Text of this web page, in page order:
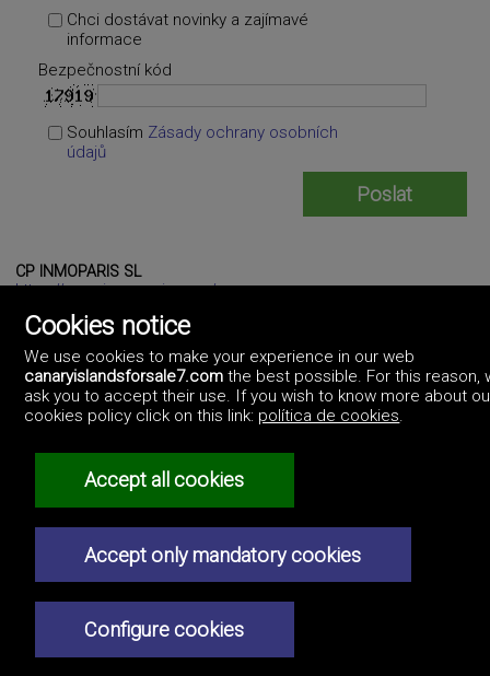
Chci dostávat novinky a zajímavé
informace
Bezpečnostní kód
Souhlasím Zásady ochrany osobních
údajů
CP INMOPARIS SL
https://www.inmoparis.com/
©2017 Canary Islands For Sale
Artek Soluciones Informáticas.
C. Doña Micaela Hernández, 1. Oficina 2.
Canary Islands.
Cookies notice
We use cookies to make your experience in our web
canaryislandsforsale7.com the best possible. For this reason,
ask you to accept their use. If you wish to know more about
cookies policy click on this link: política de cookies.
Accept all cookies
Accept only mandatory cookies
Configure cookies